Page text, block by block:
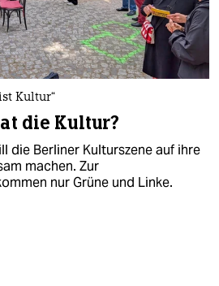
Kultur“
die Kultur?
die Berliner Kulturszene auf ihre
machen. Zur
nur Grüne und Linke.